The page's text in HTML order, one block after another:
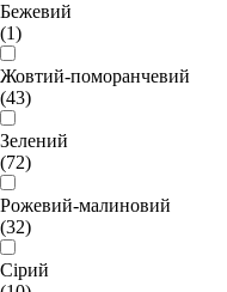
Бежевий
(1)
Жовтий-поморанчевий
(43)
Зелений
(72)
Рожевий-малиновий
(32)
Сірий